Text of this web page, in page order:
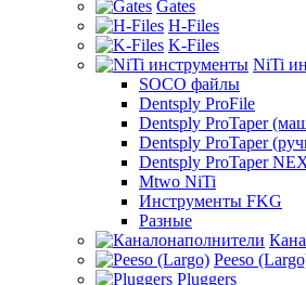
Gates
H-Files
K-Files
NiTi
SOCO файлы
Dentsply ProFile
Dentsply ProTaper
Dentsply ProTaper
Dentsply ProTaper
Mtwo NiTi
Инструменты FKG
Разные
Peeso
Pluggers